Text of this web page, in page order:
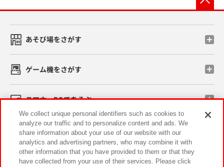
あそび場をさがす
ゲーム機をさがす
スマホ・PCであそぶ
イベント・キャンペーン
We collect unique personal identifiers such as cookies to
analyze our traffic and to personalize content and ads. We
share information about your use of our website with our
analytics and advertising partners, who may combine it with
other information that you have provided to them or that they
have collected from your use of their services. Please click